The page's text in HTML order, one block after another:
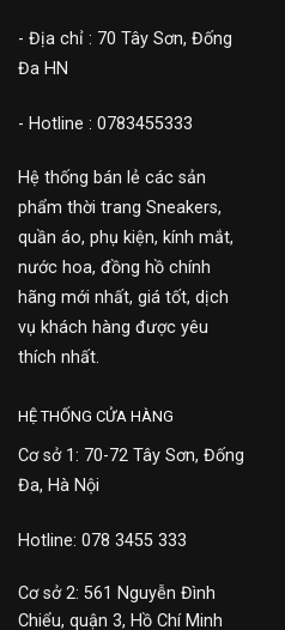
- Địa chỉ : 70 Tây Sơn, Đống
Đa HN
- Hotline : 0783455333
Hệ thống bán lẻ các sản
phẩm thời trang Sneakers,
quần áo, phụ kiện, kính mắt,
nước hoa, đồng hồ chính
hãng mới nhất, giá tốt, dịch
vụ khách hàng được yêu
thích nhất.
HỆ THỐNG CỬA HÀNG
Cơ sở 1: 70-72 Tây Sơn, Đống
Đa, Hà Nội
Hotline: 078 3455 333
Cơ sở 2: 561 Nguyễn Đình
Chiểu, quận 3, Hồ Chí Minh